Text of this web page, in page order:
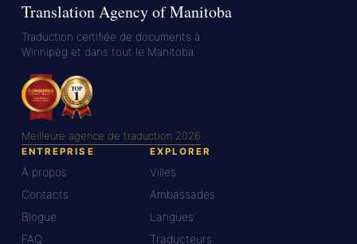
Translation Agency of Manitoba
Traduction certifiée de documents à
Winnipeg et dans tout le Manitoba.
Meilleure agence de traduction 2026
ENTREPRISE
À propos
Contacts
Blogue
FAQ
EXPLORER
Villes
Ambassades
Langues
Traducteurs